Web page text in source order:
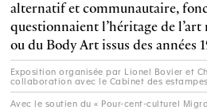
alternatif et com­munautaire,
questionnaient l’héritage de
ou du Body Art issus des années
Exposition organisée par Lionel Bovier et
collaboration avec le Cabinet des
Avec le soutien du « Pour-cent-culturel